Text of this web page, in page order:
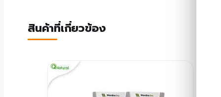
สินค้าที่เกี่ยวข้อง